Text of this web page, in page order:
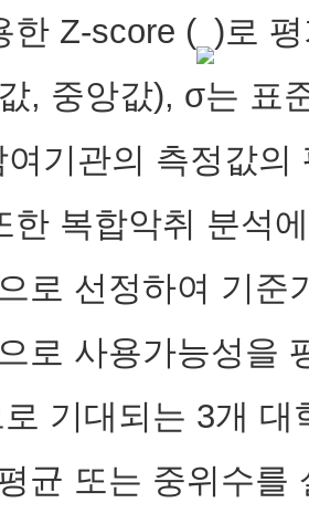
한 Z-score ( )로
, 중앙값), σ는 표
기관의 측정값
복합악취 분석
로 선정하여 기준
로 사용가능성을
기대되는 3개
균 또는 중위수를